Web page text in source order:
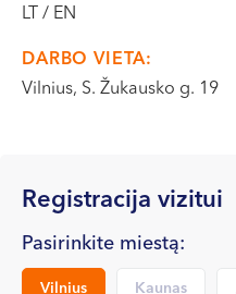
VI, VII --
LT / EN
DARBO VIETA:
Vilnius, S. Žukausko g. 19
Registracija vizitui
Pasirinkite miestą:
Vilnius Kaunas